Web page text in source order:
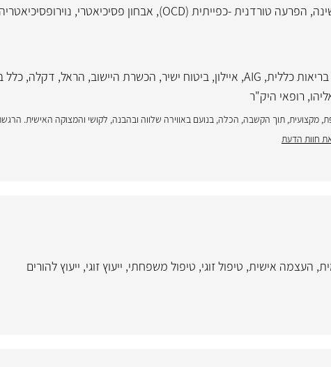
, הפרעה טורדנית -כפייתית (OCD) , אבחון פסיכיאטרי, נוירופסיכיאטריה
בריאות כללית,
AIG
, איילון, ביטוח ישיר, הכשרת היישוב, הראל, דקלה, כלל
, רופאי היק"ר
מקצועית, תוך הקשבה, הכלה, בנועם באווירה שלווה ובהבנה, לקושי והמצוקה האישית.
חוות הדעת
, העצמה אישית, טיפול זוגי, טיפול משפחתי, ייעוץ זוגי, ייעוץ להורים